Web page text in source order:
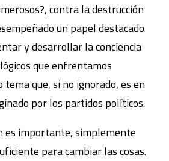
contra la destrucción
un papel destacado
y desarrollar la conciencia
que enfrentamos
que, si no ignorado, es en
por los partidos políticos.
es importante, simplemente
para cambiar las cosas.